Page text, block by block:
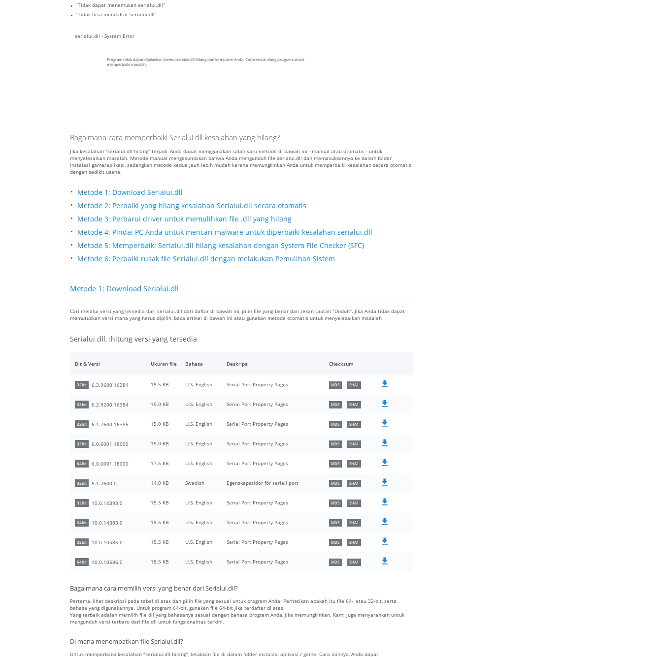
“Tidak dapat menemukan serialui.dll”
“Tidak bisa mendaftar serialui.dll”
serialui.dll - System Error
Program tidak dapat dijalankan karena serialui.dll hilang dari komputer Anda. Coba instal ulang program untuk
memperbaiki masalah.
Bagaimana cara memperbaiki Serialui.dll kesalahan yang hilang?
Jika kesalahan "serialui.dll hilang" terjadi, Anda dapat menggunakan salah satu metode di bawah ini - manual atau otomatis - untuk
menyelesaikan masalah. Metode manual mengasumsikan bahwa Anda mengunduh file serialui.dll dan memasukkannya ke dalam folder
instalasi game/aplikasi, sedangkan metode kedua jauh lebih mudah karena memungkinkan Anda untuk memperbaiki kesalahan secara otomatis
dengan sedikit usaha.
Metode 1: Download Serialui.dll
Metode 2: Perbaiki yang hilang kesalahan Serialui.dll secara otomatis
Metode 3: Perbarui driver untuk memulihkan file .dll yang hilang
Metode 4: Pindai PC Anda untuk mencari malware untuk diperbaiki kesalahan serialui.dll
Metode 5: Memperbaiki Serialui.dll hilang kesalahan dengan System File Checker (SFC)
Metode 6: Perbaiki rusak file Serialui.dll dengan melakukan Pemulihan Sistem
Metode 1: Download Serialui.dll
Cari melalui versi yang tersedia dari serialui.dll dari daftar di bawah ini, pilih file yang benar dan tekan tautan "Unduh". Jika Anda tidak dapat
memutuskan versi mana yang harus dipilih, baca artikel di bawah ini atau gunakan metode otomatis untuk menyelesaikan masalah
Serialui.dll, :hitung versi yang tersedia
Bit & Versi Ukuran file Bahasa Deskripsi Checksum
32bit 6.3.9600.16384 15.5 KB U.S. English Serial Port Property Pages MD5 SHA1
32bit 6.2.9200.16384 15.0 KB U.S. English Serial Port Property Pages MD5 SHA1
32bit 6.1.7600.16385 15.0 KB U.S. English Serial Port Property Pages MD5 SHA1
32bit 6.0.6001.18000 15.0 KB U.S. English Serial Port Property Pages MD5 SHA1
64bit 6.0.6001.18000 17.5 KB U.S. English Serial Port Property Pages MD5 SHA1
32bit 5.1.2600.0 14.0 KB Swedish Egenskapssidor för seriell port MD5 SHA1
32bit 10.0.14393.0 15.5 KB U.S. English Serial Port Property Pages MD5 SHA1
64bit 10.0.14393.0 18.5 KB U.S. English Serial Port Property Pages MD5 SHA1
32bit 10.0.10586.0 15.5 KB U.S. English Serial Port Property Pages MD5 SHA1
64bit 10.0.10586.0 18.5 KB U.S. English Serial Port Property Pages MD5 SHA1
Bagaimana cara memilih versi yang benar dari Serialui.dll?
Pertama, lihat deskripsi pada tabel di atas dan pilih file yang sesuai untuk program Anda. Perhatikan apakah itu file 64-, atau 32-bit, serta
bahasa yang digunakannya. Untuk program 64-bit, gunakan file 64-bit jika terdaftar di atas.
Yang terbaik adalah memilih file dll yang bahasanya sesuai dengan bahasa program Anda, jika memungkinkan. Kami juga menyarankan untuk
mengunduh versi terbaru dari file dll untuk fungsionalitas terkini.
Di mana menempatkan file Serialui.dll?
Untuk memperbaiki kesalahan “serialui.dll hilang”, letakkan file di dalam folder instalasi aplikasi / game. Cara lainnya, Anda dapat